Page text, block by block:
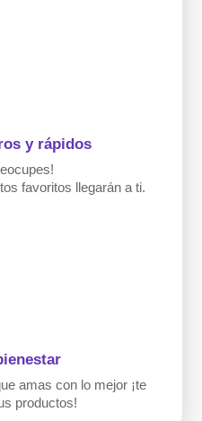
y rápidos
favoritos llegarán a ti.
amas con lo mejor ¡te
productos!